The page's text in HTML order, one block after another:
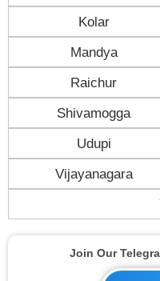
Kolar
Mandya
Raichur
Shivamogga
Udupi
Vijayanagara
Join Our